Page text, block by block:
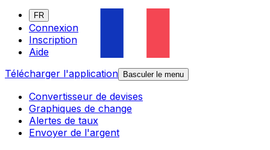
FR
Connexion
Inscription
Aide
Télécharger l'application
Basculer le menu
Convertisseur de devises
Graphiques de change
Alertes de taux
Envoyer de l'argent